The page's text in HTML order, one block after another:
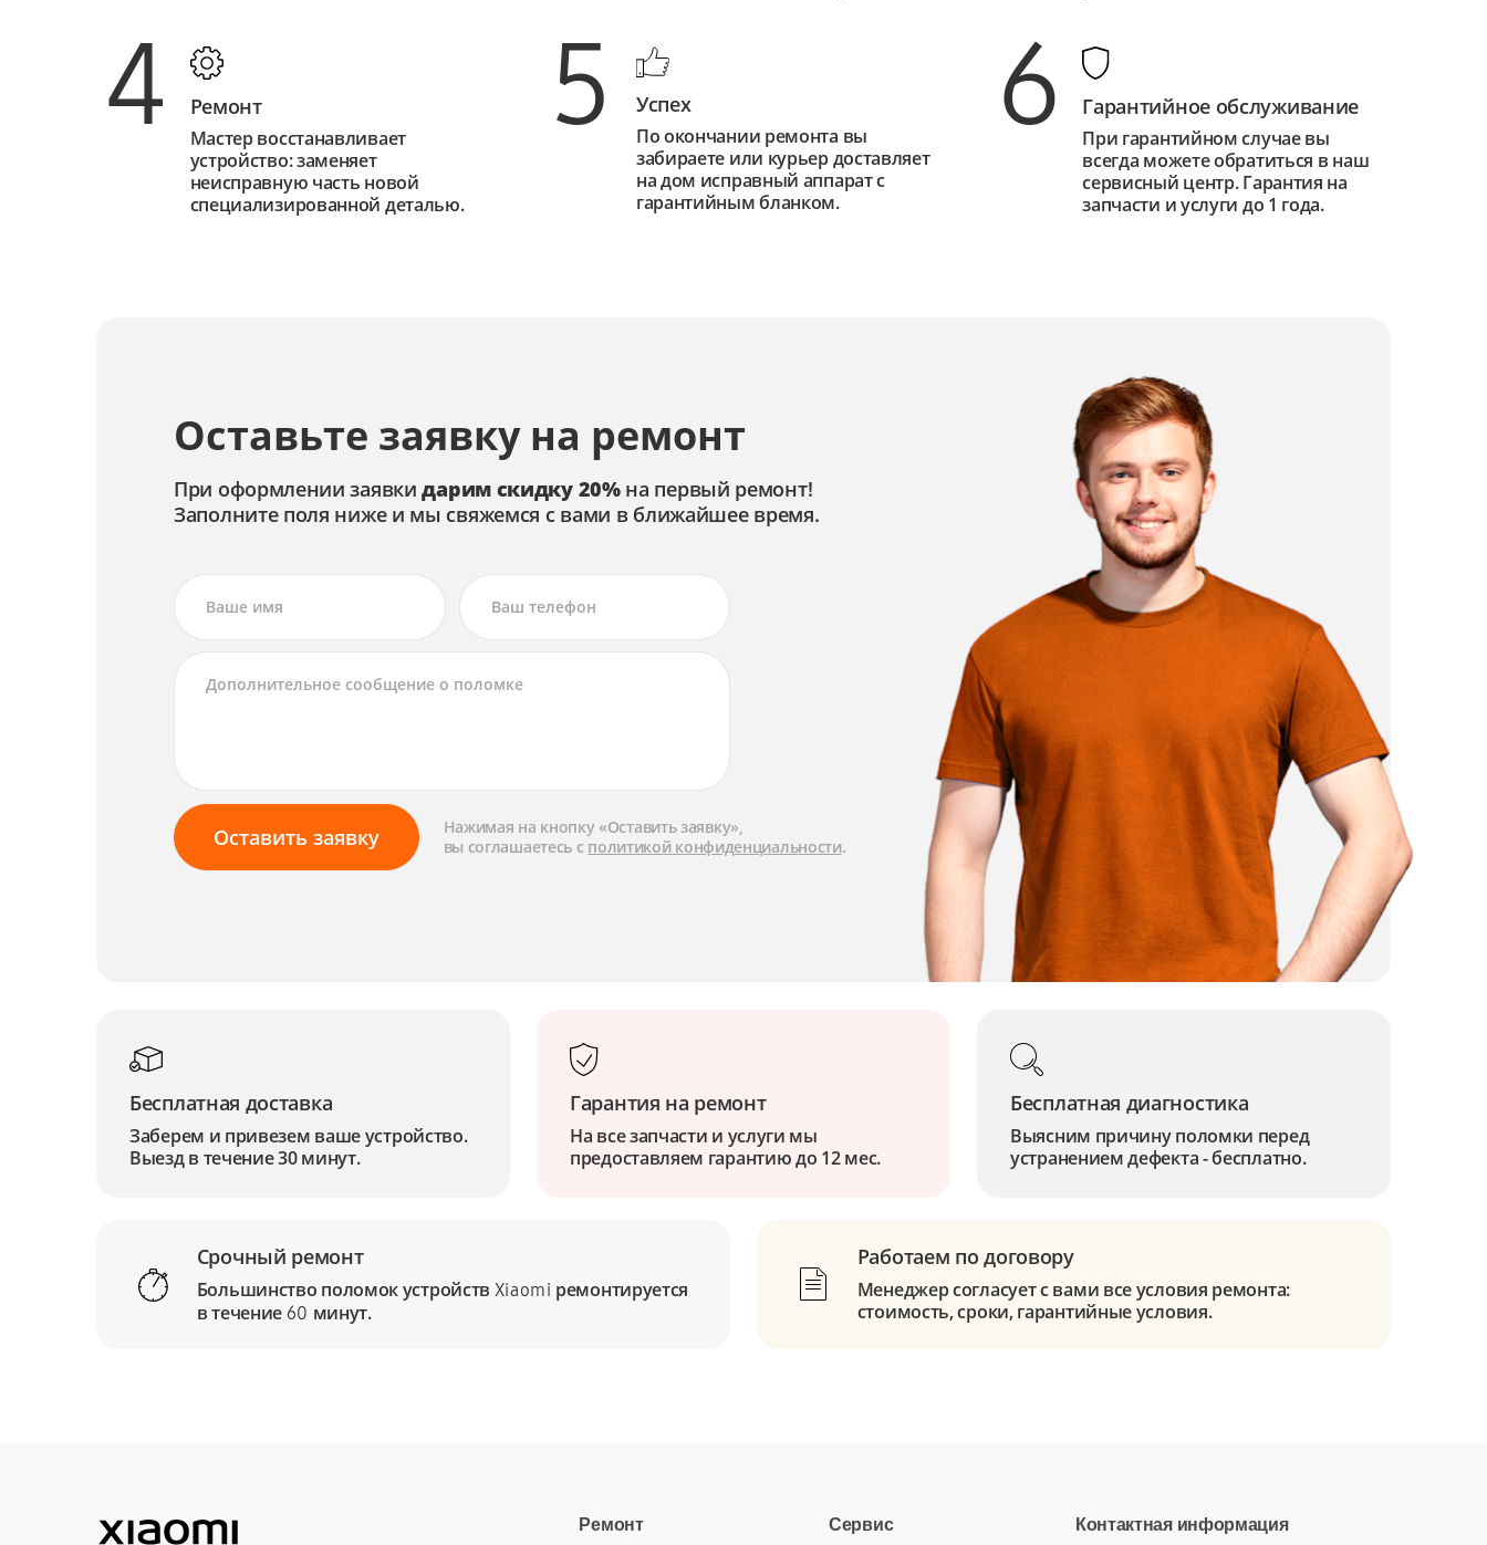
4 Ремонт
Мастер восстанавливает
устройство: заменяет
неисправную часть новой
специализированной деталью.
5 Успех
По окончании ремонта вы
забираете или курьер доставляет
на дом исправный аппарат с
гарантийным бланком.
6 Гарантийное обслуживание
При гарантийном случае вы
всегда можете обратиться в наш
сервисный центр. Гарантия на
запчасти и услуги до 1 года.
Оставьте заявку на ремонт
При оформлении заявкидарим скидку 20%на первый ремонт!
Заполните поля ниже и мы свяжемся с вами в ближайшее время.
Оставить заявку
Нажимая на кнопку «Оставить заявку»,
вы соглашаетесь с политикой конфиденциальности.
Бесплатная доставка
Заберем и привезем ваше устройство.
Выезд в течение 30 минут.
Гарантия на ремонт
На все запчасти и услуги мы
предоставляем гарантию до 12 мес.
Бесплатная диагностика
Выясним причину поломки перед
устранением дефекта - бесплатно.
Срочный ремонт
Большинство поломок устройств Xiaomi ремонтируется
в течение 60 минут.
Работаем по договору
Менеджер согласует с вами все условия ремонта:
стоимость, сроки, гарантийные условия.
Ремонт Сервис Контактная информация